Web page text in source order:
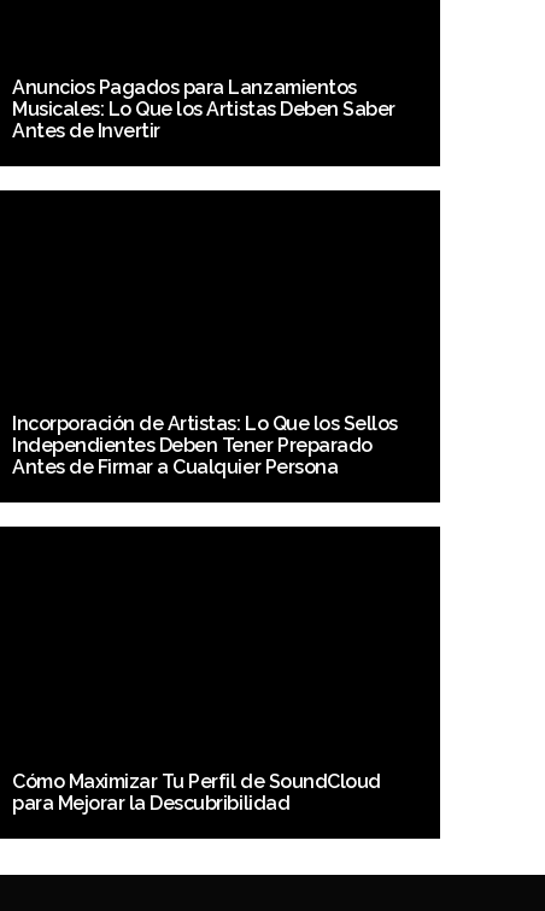
Anuncios Pagados para Lanzamientos
Musicales: Lo Que los Artistas Deben Saber
Antes de Invertir
Incorporación de Artistas: Lo Que los Sellos
Independientes Deben Tener Preparado
Antes de Firmar a Cualquier Persona
Cómo Maximizar Tu Perfil de SoundCloud
para Mejorar la Descubribilidad